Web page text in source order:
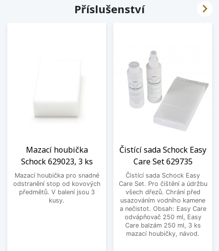
Příslušenství
Mazací houbička
Schock 629023, 3 ks
Mazací houbička pro snadné
odstranění stop od kovových
předmětů. V balení jsou 3
kusy.
Čistící sada Schock Easy
Care Set 629735
Čistící sada Schock Easy
Care Set. Pro čištění a údržbu
všech dřezů. Chrání před
usazováním vodního kamene
a nečistot. Obsah: Easy Care
odvápňovač 250 ml, Easy
Care balzám 250 ml, 3 ks
mazací houbičky, návod.
